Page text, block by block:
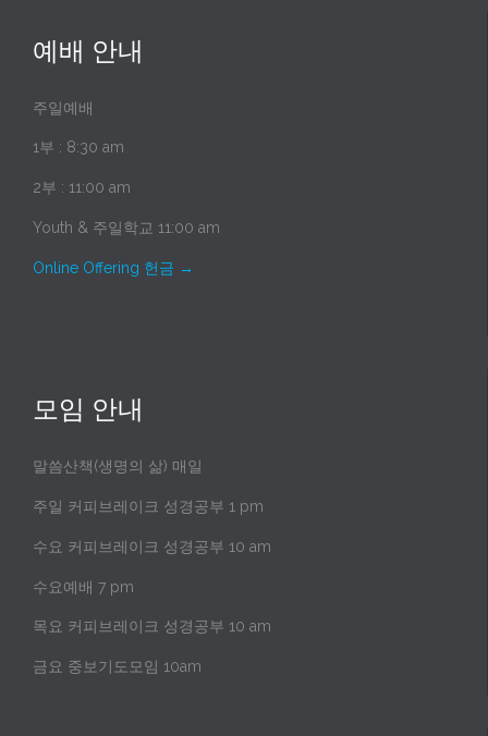
예배 안내
주일예배
1부 : 8:30 am
2부 : 11:00 am
Youth & 주일학교 11:00 am
Online Offering 헌금 →
모임 안내
말씀산책(생명의 삶) 매일
주일 커피브레이크 성경공부 1 pm
수요 커피브레이크 성경공부 10 am
수요예배 7 pm
목요 커피브레이크 성경공부 10 am
금요 중보기도모임 10am